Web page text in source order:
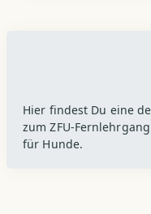
Hier findest Du eine
zum ZFU-
für Hunde.